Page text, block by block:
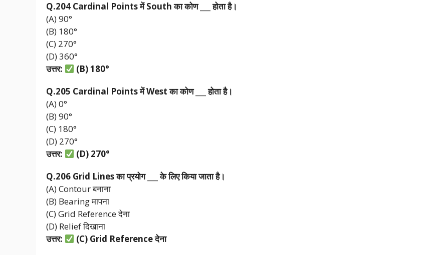
Q.204 Cardinal Pointsमें Southकाकोण ___होताहै।
(A) 90°
(B) 180°
(C) 270°
(D) 360°
उत्तर:
(B) 180°
Q.205 Cardinal Pointsमें Westकाकोण ___होताहै।
(A) 0°
(B) 90°
(C) 180°
(D) 270°
उत्तर:
(D) 270°
Q.206 Grid Linesकाप्रयोग ___केलिएकियाजाताहै।
(A) Contour बनाना
(B) Bearing मापना
(C) Grid Reference देना
(D) Relief दिखाना
उत्तर:
(C) Grid Referenceदेना